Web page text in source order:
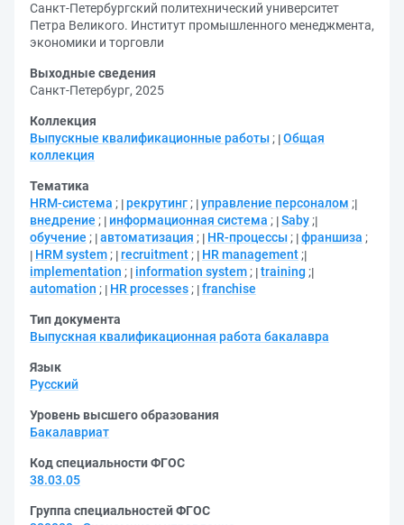
Санкт-Петербургский политехнический университет
Петра Великого. Институт промышленного менеджмента,
экономики и торговли
Выходные сведения
Санкт-Петербург, 2025
Коллекция
Выпускные квалификационные работы ; Общая
коллекция
Тематика
HRM-система ; рекрутинг ; управление персоналом ;
внедрение ; информационная система ; Saby ;
обучение ; автоматизация ; HR-процессы ; франшиза ;
HRM system ; recruitment ; HR management ;
implementation ; information system ; training ;
automation ; HR processes ; franchise
Тип документа
Выпускная квалификационная работа бакалавра
Язык
Русский
Уровень высшего образования
Бакалавриат
Код специальности ФГОС
38.03.05
Группа специальностей ФГОС